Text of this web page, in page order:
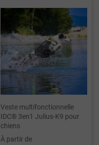
Veste multifonctionnelle
IDC® 3en1 Julius-K9 pour
chiens
À partir de